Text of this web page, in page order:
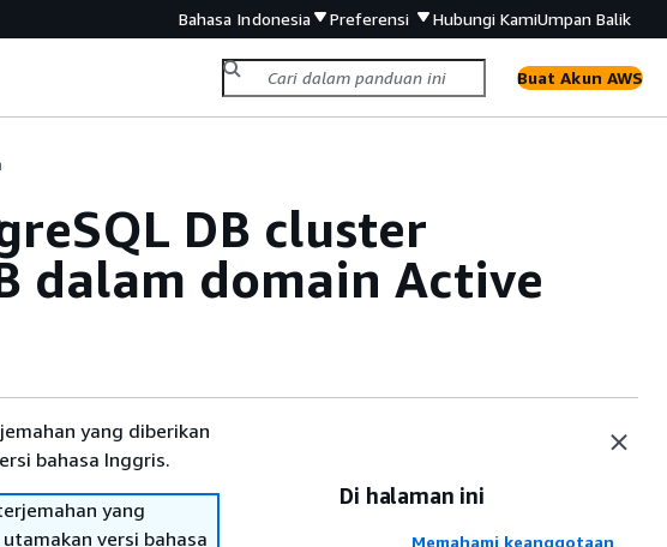
Bahasa Indonesia Preferensi Hubungi KamiUmpan Balik
Buat Akun AWS
DB cluster
dalam domain Active
yang diberikan
bahasa Inggris.
yang
versi bahasa
Di halaman ini
Memahami keanggotaan